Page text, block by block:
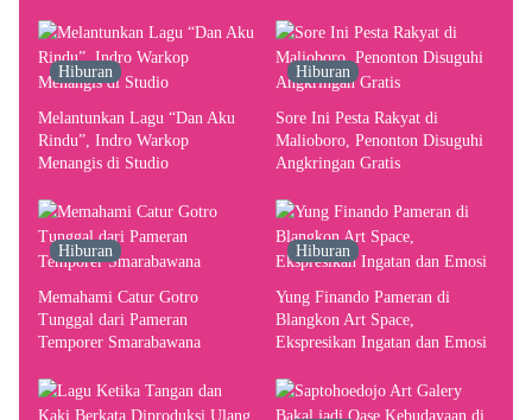
Pusat Pergerakan Seni Rupa
Indonesia
Hiburan
Melantunkan Lagu “Dan Aku
Rindu”, Indro Warkop
Menangis di Studio
Hiburan
Sore Ini Pesta Rakyat di
Malioboro, Penonton Disuguhi
Angkringan Gratis
Hiburan
Memahami Catur Gotro
Tunggal dari Pameran
Temporer Smarabawana
Hiburan
Yung Finando Pameran di
Blangkon Art Space,
Ekspresikan Ingatan dan Emosi